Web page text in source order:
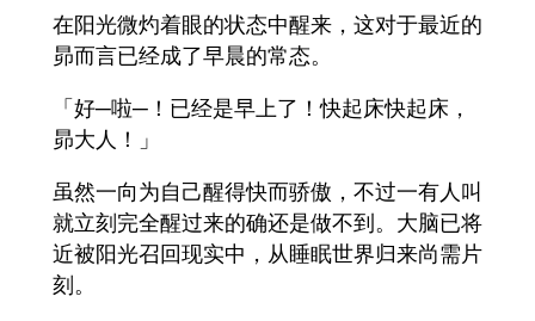
在阳光微灼着眼的状态中醒来，这对于最近的
昴而言已经成了早晨的常态。
「好─啦─！已经是早上了！快起床快起床，
昴大人！」
虽然一向为自己醒得快而骄傲，不过一有人叫
就立刻完全醒过来的确还是做不到。大脑已将
近被阳光召回现实中，从睡眠世界归来尚需片
刻。